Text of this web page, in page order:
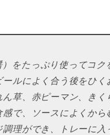
をたっぷり使ってコク
ルによく合う後をひく
草、赤ピーマン、きく
で、ソースによくから
理ができ、トレーに入